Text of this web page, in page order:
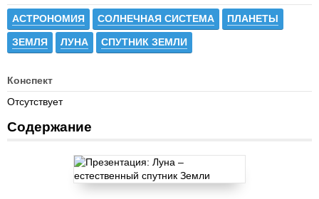
АСТРОНОМИЯ СОЛНЕЧНАЯ СИСТЕМА ПЛАНЕТЫ
ЗЕМЛЯ ЛУНА СПУТНИК ЗЕМЛИ
Конспект
Отсутствует
Содержание